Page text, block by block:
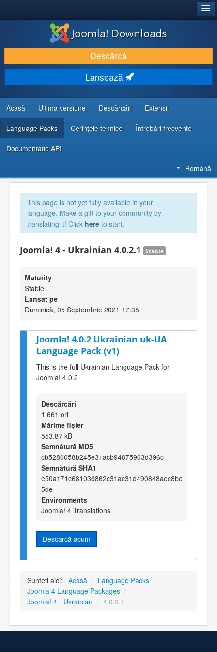
DESCARCĂ & ȘI EXTINDE
DESCOPERĂ & ÎNVAȚĂ
COMUNITATE & SUPORT
RESURSE DEZVOLTATORI
Joomla! Downloads
Descărcă
Lansează
Acasă Ultima versiune Descărcări Extensii
Language Packs Cerințele tehnice Întrebări frecvente
Documentaţie API
Română
This page is not yet fully available in your
language. Make a gift to your community by
translating it! Click here to start.
Joomla! 4 - Ukrainian 4.0.2.1 Stable
Maturity
Stable
Lansat pe
Duminică, 05 Septembrie 2021 17:35
Joomla! 4.0.2 Ukrainian uk-UA
Language Pack (v1)
This is the full Ukrainian Language Pack for
Joomla! 4.0.2
Descărcări
1,661 ori
Mărime fișier
553.87 kB
Semnătură MD5
cb5280058b245e31acb94875903d396c
Semnătură SHA1
e50a171c681036862c31ac31d490848aec8be
5de
Environments
Joomla! 4 Translations
Descarcă acum
Sunteți aici: Acasă / Language Packs /
Joomla 4 Language Packages /
Joomla! 4 - Ukrainian / 4.0.2.1